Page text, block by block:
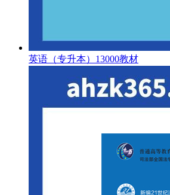
英语（专升本）13000教材